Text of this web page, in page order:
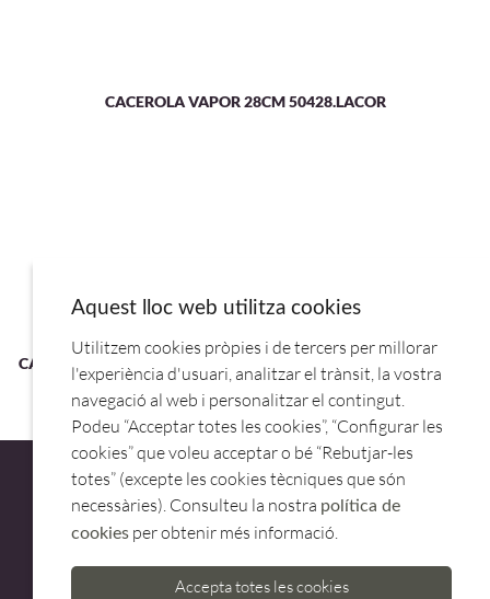
CACEROLA VAPOR 28CM 50428.LACOR
CACEROLA INOX ALTA CHEF LUXE C/ TAPA 24CM.54025.LACOR
ATENCIÓ AL CLIENT
Aquest lloc web utilitza cookies
Utilitzem cookies pròpies i de tercers per millorar
l'experiència d'usuari, analitzar el trànsit, la vostra
navegació al web i personalitzar el contingut.
Podeu “Acceptar totes les cookies”, “Configurar les
cookies” que voleu acceptar o bé “Rebutjar-les
totes” (excepte les cookies tècniques que són
necessàries). Consulteu la nostra política de
cookies per obtenir més informació.
Accepta totes les cookies